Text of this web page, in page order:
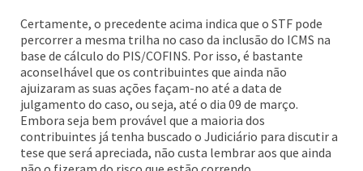
Certamente, o precedente acima indica que o STF pode
percorrer a mesma trilha no caso da inclusão do ICMS na
base de cálculo do PIS/COFINS. Por isso, é bastante
aconselhável que os contribuintes que ainda não
ajuizaram as suas ações façam-no até a data de
julgamento do caso, ou seja, até o dia 09 de março.
Embora seja bem provável que a maioria dos
contribuintes já tenha buscado o Judiciário para discutir a
tese que será apreciada, não custa lembrar aos que ainda